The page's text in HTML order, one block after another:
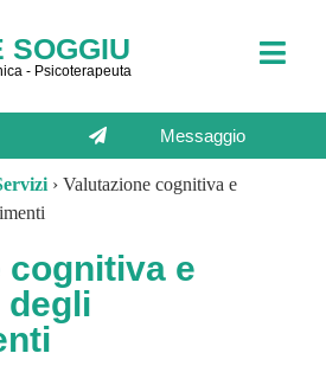
SOGGIU
- Psicoterapeuta
Messaggio
› Valutazione cognitiva e
cognitiva e
degli